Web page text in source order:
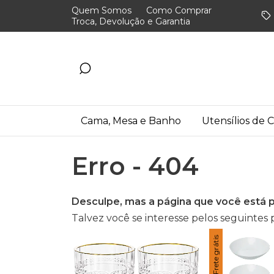
Quem Somos
Como Comprar
Troca, Devolução e Garantia
Cama, Mesa e Banho Utensílios de
Erro - 404
Desculpe, mas a página que você está
Talvez você se interesse pelos seguintes
Frete grátis